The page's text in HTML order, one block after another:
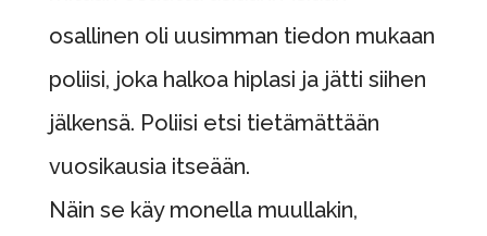
osallinen oli uusimman tiedon mukaan
poliisi, joka halkoa hiplasi ja jätti siihen
jälkensä. Poliisi etsi tietämättään
vuosikausia itseään.
Näin se käy monella muullakin,